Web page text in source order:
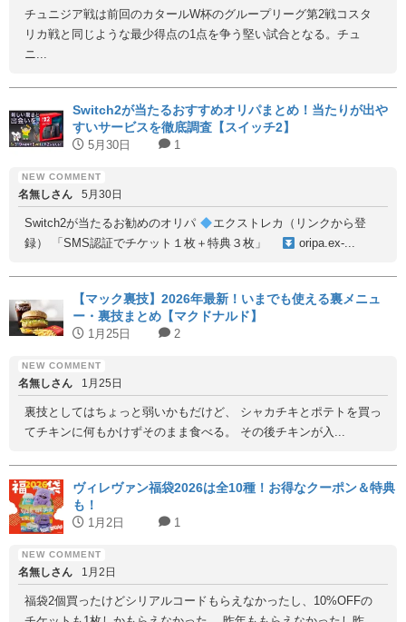
チュニジア戦は前回のカタールW杯のグループリーグ第2戦コスタ
リカ戦と同じような最少得点の1点を争う堅い試合となる。チュ
ニ...
Switch2が当たるおすすめオリパまとめ！当たりが出や
すいサービスを徹底調査【スイッチ2】
5月30日 1
名無しさん 5月30日
Switch2が当たるお勧めのオリパ
エクストレカ（リンクから登
録） 「SMS認証でチケット１枚＋特典３枚」
oripa.ex-...
【マック裏技】2026年最新！いまでも使える裏メニュ
ー・裏技まとめ【マクドナルド】
1月25日 2
名無しさん 1月25日
裏技としてはちょっと弱いかもだけど、 シャカチキとポテトを買っ
てチキンに何もかけずそのまま食べる。 その後チキンが入...
ヴィレヴァン福袋2026は全10種！お得なクーポン＆特典
も！
1月2日 1
名無しさん 1月2日
福袋2個買ったけどシリアルコードもらえなかったし、10%OFFの